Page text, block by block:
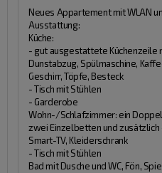
Neues Appartement mit WLAN
Ausstattung:
Küche:
- gut ausgestattete Küchenzeile
Dunstabzug, Spülmaschine,
Geschirr, Töpfe, Besteck
- Tisch mit Stühlen
- Garderobe
Wohn-/Schlafzimmer: ein
zwei Einzelbetten und zusätzlich
Smart-TV, Kleiderschrank
- Tisch mit Stühlen
Bad mit Dusche und WC, Fön,